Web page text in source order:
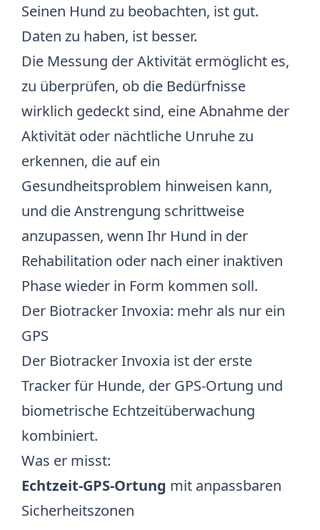
Seinen Hund zu beobachten, ist gut.
Daten zu haben, ist besser.
Die Messung der Aktivität ermöglicht es,
zu überprüfen, ob die Bedürfnisse
wirklich gedeckt sind, eine Abnahme der
Aktivität oder nächtliche Unruhe zu
erkennen, die auf ein
Gesundheitsproblem hinweisen kann,
und die Anstrengung schrittweise
anzupassen, wenn Ihr Hund in der
Rehabilitation oder nach einer inaktiven
Phase wieder in Form kommen soll.
Der Biotracker Invoxia: mehr als nur ein
GPS
Der Biotracker Invoxia ist der erste
Tracker für Hunde, der GPS-Ortung und
biometrische Echtzeitüberwachung
kombiniert.
Was er misst:
Echtzeit-GPS-Ortung mit anpassbaren
Sicherheitszonen